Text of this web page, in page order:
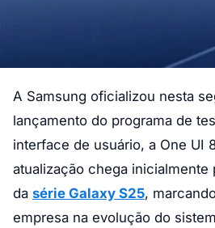
A Samsung oficializou nesta
lançamento do programa de
interface de usuário, a One UI
atualização chega inicialmente
da série Galaxy S25,
empresa na evolução do